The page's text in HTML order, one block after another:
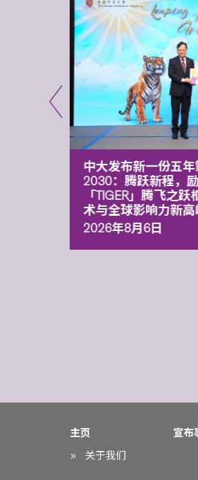
中大发布新一份五
2030：腾跃新程，
「TIGER」腾飞之
术与全球影响力新高
2026年8月6日
主页
关于我们
宣布